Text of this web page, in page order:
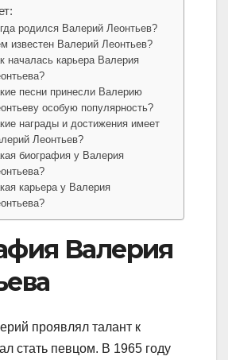
родился Валерий Леонтьев?
известен Валерий Леонтьев?
началась карьера Валерия
песни принесли Валерию
особую популярность?
награды и достижения имеет
Леонтьев?
биография у Валерия
карьера у Валерия
Валерия
проявлял талант к
стать певцом. В 1965 году